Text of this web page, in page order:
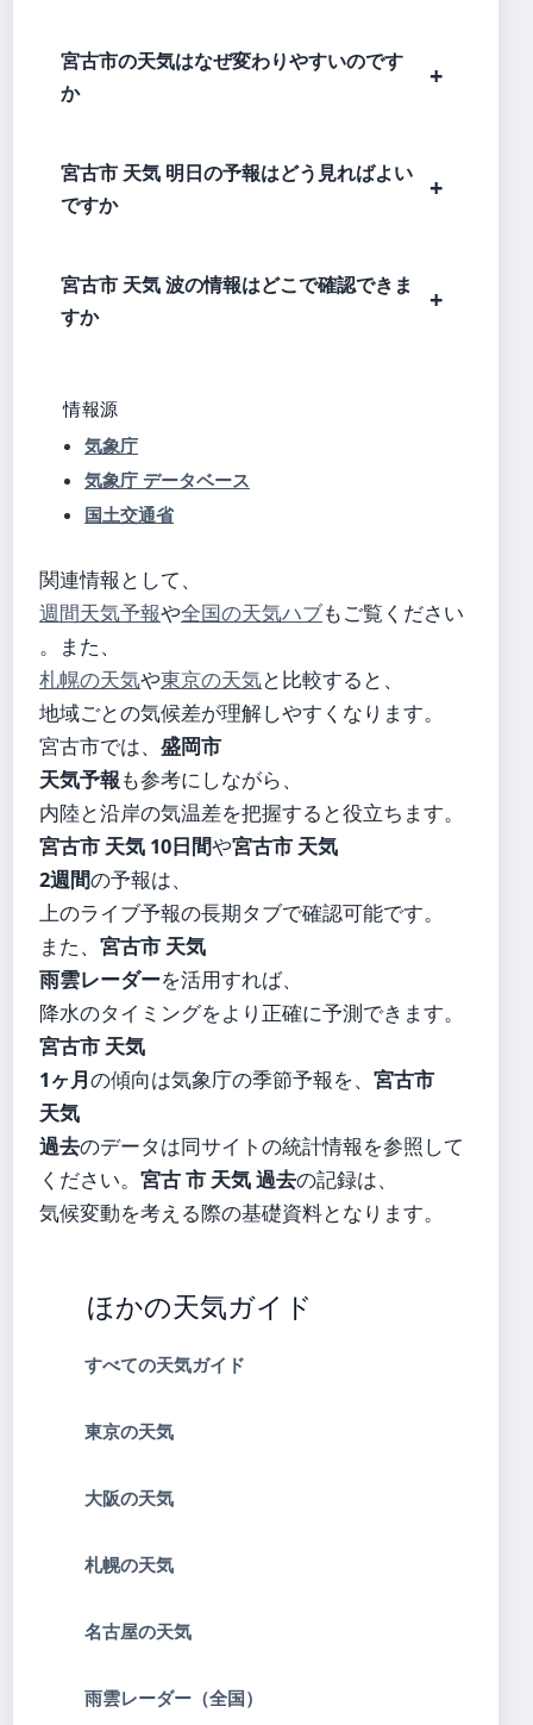
宮古市の天気はなぜ変わりやすいのです
か
宮古市 天気 明日の予報はどう見ればよい
ですか
宮古市 天気 波の情報はどこで確認できま
すか
情報源
気象庁
気象庁 データベース
国土交通省
関連情報として、
週間天気予報や全国の天気ハブもご覧ください
。また、
札幌の天気や東京の天気と比較すると、
地域ごとの気候差が理解しやすくなります。
宮古市では、 盛岡市
天気予報も参考にしながら、
内陸と沿岸の気温差を把握すると役立ちます。
宮古市 天気 10日間や宮古市 天気
2週間の予報は、
上のライブ予報の長期タブで確認可能です。
また、 宮古市 天気
雨雲レーダーを活用すれば、
降水のタイミングをより正確に予測できます。
宮古市 天気
1ヶ月の傾向は気象庁の季節予報を、 宮古市
天気
過去のデータは同サイトの統計情報を参照して
ください。 宮古 市 天気 過去の記録は、
気候変動を考える際の基礎資料となります。
ほかの天気ガイド
すべての天気ガイド
東京の天気
大阪の天気
札幌の天気
名古屋の天気
雨雲レーダー（全国）